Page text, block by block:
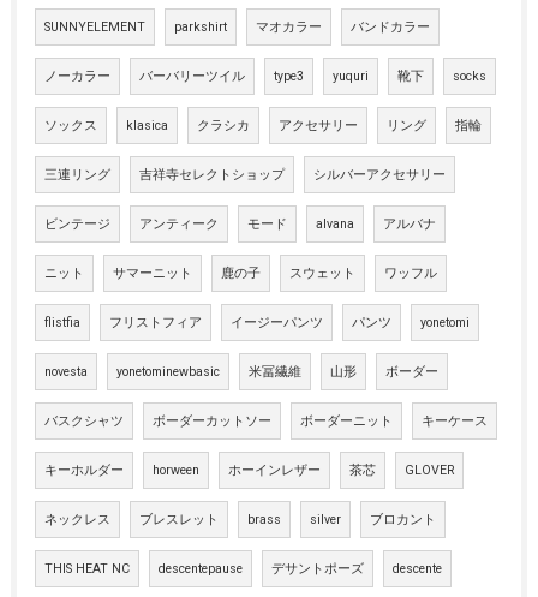
SUNNYELEMENT parkshirt マオカラー バンドカラー
ノーカラー バーバリーツイル type3 yuquri 靴下 socks
ソックス klasica クラシカ アクセサリー リング 指輪
三連リング 吉祥寺セレクトショップ シルバーアクセサリー
ビンテージ アンティーク モード alvana アルバナ
ニット サマーニット 鹿の子 スウェット ワッフル
flistfia フリストフィア イージーパンツ パンツ yonetomi
novesta yonetominewbasic 米冨繊維 山形 ボーダー
バスクシャツ ボーダーカットソー ボーダーニット キーケース
キーホルダー horween ホーインレザー 茶芯 GLOVER
ネックレス ブレスレット brass silver ブロカント
THIS HEAT NC descentepause デサントポーズ descente